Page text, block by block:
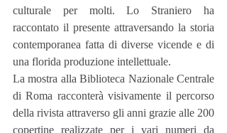
culturale per molti. Lo Straniero ha
raccontato il presente attraversando la storia
contemporanea fatta di diverse vicende e di
una florida produzione intellettuale.
La mostra alla Biblioteca Nazionale Centrale
di Roma racconterà visivamente il percorso
della rivista attraverso gli anni grazie alle 200
copertine realizzate per i vari numeri da